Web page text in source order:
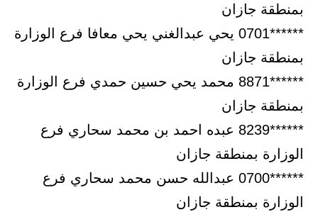
بمنطقة جازان
******0701 يحي عبدالغني يحي معافا فرع الوزارة
بمنطقة جازان
******8871 محمد يحي حسين حمدي فرع الوزارة
بمنطقة جازان
******8239 عبده احمد بن محمد سحاري فرع
الوزارة بمنطقة جازان
******0700 عبدالله حسن محمد سحاري فرع
الوزارة بمنطقة جازان